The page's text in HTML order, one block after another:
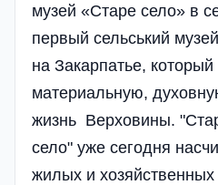
музей «Старе село» в
первый сельський
на Закарпатье, который
материальную,
жизнь Верховины.
село" уже сегодня
жилых и хозяйственных